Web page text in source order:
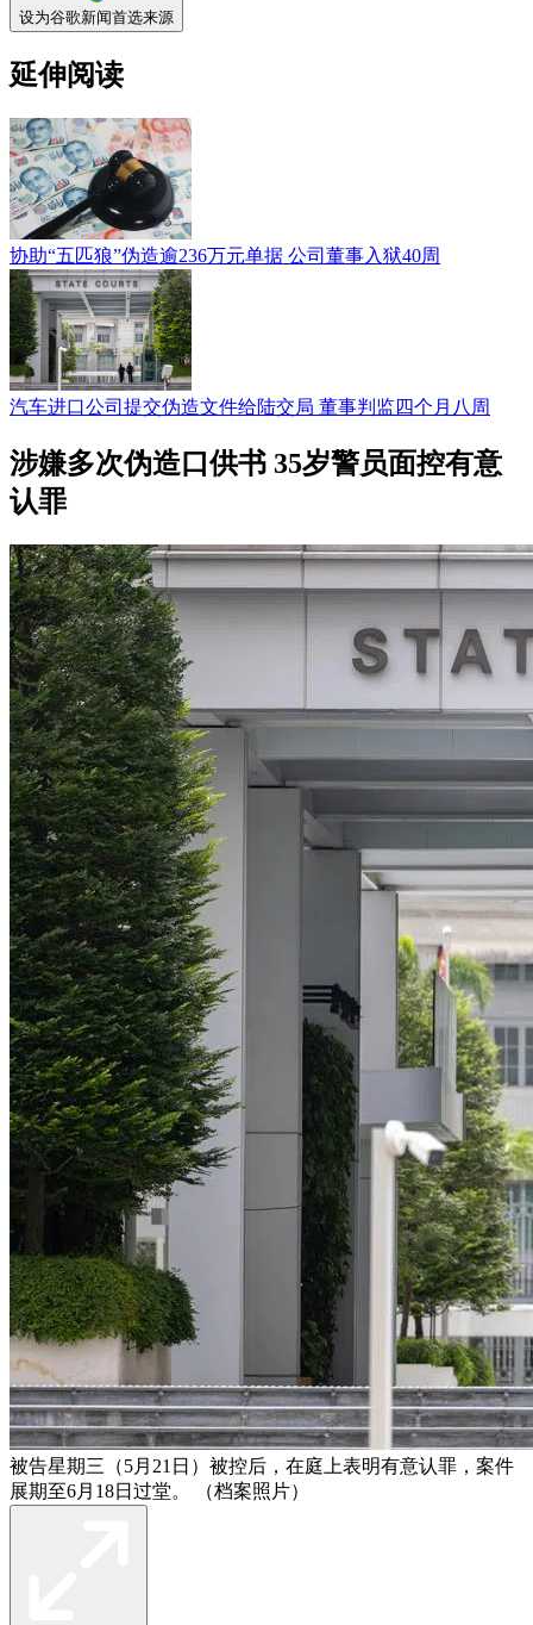
设为谷歌新闻首选来源
延伸阅读
协助“五匹狼”伪造逾236万元单据 公司董事入狱40周
汽车进口公司提交伪造文件给陆交局 董事判监四个月八周
涉嫌多次伪造口供书 35岁警员面控有意
认罪
被告星期三（5月21日）被控后，在庭上表明有意认罪，案件
展期至6月18日过堂。 （档案照片）